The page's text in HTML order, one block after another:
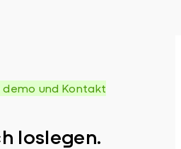
und Kontakt
loslegen.